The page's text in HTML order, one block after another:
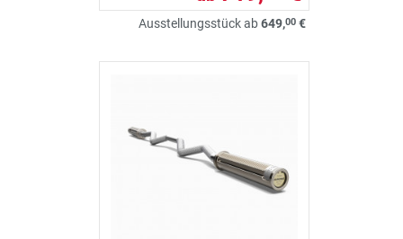
Ausstellungsstück ab649,00€